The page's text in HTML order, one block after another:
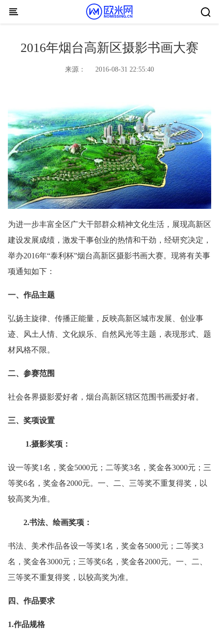
Skip to content
2016年烟台高新区摄影书画大赛
来源： 2016-08-31 22:55:40
为进一步丰富全区广大干部群众精神文化生活，展现高新区
建设发展成绩，激发干事创业的热情和干劲，经研究决定，
举办2016年“泰利杯”烟台高新区摄影书画大赛。现将有关事
项通知如下：
一、作品主题
弘扬主旋律、传播正能量，反映高新区城市发展、创业事
迹、风土人情、文化娱乐、自然风光等主题，表现形式、题
材风格不限。
二、参赛范围
社会各界摄影爱好者，烟台高新区辖区范围书画爱好者。
三、奖项设置
1.摄影奖项：
设一等奖1名，奖金5000元；二等奖3名，奖金各3000元；三
等奖6名，奖金各2000元。一、二、三等奖不重复得奖，以
较高奖为准。
2.书法、绘画奖项：
书法、美术作品各设一等奖1名，奖金各5000元；二等奖3
名，奖金各3000元；三等奖6名，奖金各2000元。一、二、
三等奖不重复得奖，以较高奖为准。
四、作品要求
1.作品规格